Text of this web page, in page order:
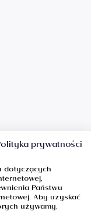
prywatności
dotyczących
Państwu
Aby uzyskać
używamy,